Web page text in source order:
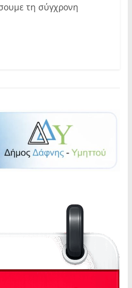
τη σύγχρονη